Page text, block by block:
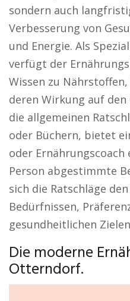
sondern auch
Verbesserung von
und Energie. Als
verfügt der
Wissen zu
deren Wirkung auf den
die allgemeinen
oder Büchern, bietet
oder Ernährungscoach
Person abgestimmte
sich die Ratschläge
Bedürfnissen,
gesundheitlichen
Die moderne
Otterndorf.